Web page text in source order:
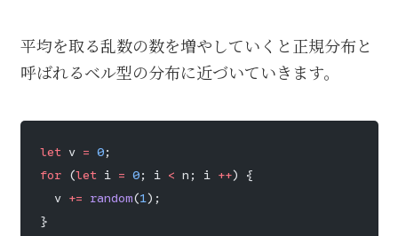
平均を取る乱数の数を増やしていくと正規分布と
呼ばれるベル型の分布に近づいていきます。
let v = 0;
for (let i = 0; i < n; i ++) {
  v
+= random(1);
}